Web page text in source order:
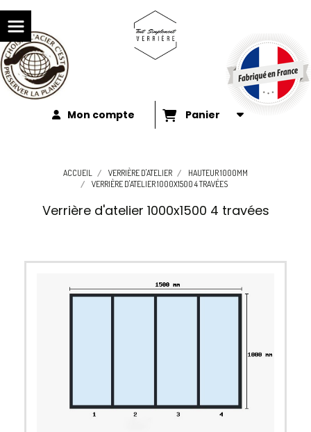
Mon compte Panier
ACCUEIL VERRIÈRE D'ATELIER
HAUTEUR 1000MM
VERRIÈRE D'ATELIER 1000X1500 4 TRAVÉES
Verrière d'atelier 1000x1500 4 travées